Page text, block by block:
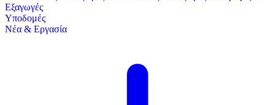
Εξαγωγές
Υποδομές
Νέα & Εργασία